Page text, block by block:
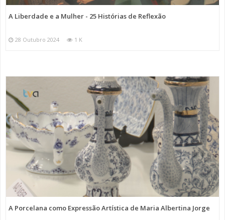
A Liberdade e a Mulher - 25 Histórias de Reflexão
28 Outubro 2024 1 K
A Porcelana como Expressão Artística de Maria Albertina Jorge